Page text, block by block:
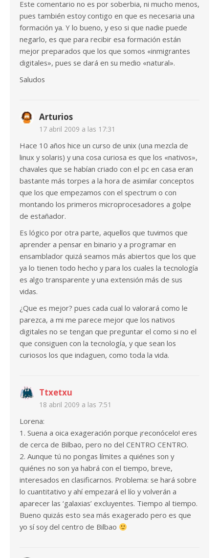
Este comentario no es por soberbia, ni mucho menos,
pues también estoy contigo en que es necesaria una
formación ya. Y lo bueno, y eso si que nadie puede
negarlo, es que para recibir esa formación están
mejor preparados que los que somos «inmigrantes
digitales», pues se dará en su medio «natural».
Saludos
Arturios
17 abril 2009 a las 17:31
Hace 10 años hice un curso de unix (una mezcla de
linux y solaris) y una cosa curiosa es que los «nativos»,
chavales que se habían criado con el pc en casa eran
bastante más torpes a la hora de asimilar conceptos
que los que empezamos con el spectrum o con
montando los primeros microprocesadores a golpe
de estañador.
Es lógico por otra parte, aquellos que tuvimos que
aprender a pensar en binario y a programar en
ensamblador quizá seamos más abiertos que los que
ya lo tienen todo hecho y para los cuales la tecnología
es algo transparente y una extensión más de sus
vidas.
¿Que es mejor? pues cada cual lo valorará como le
parezca, a mi me parece mejor que los nativos
digitales no se tengan que preguntar el como si no el
que consiguen con la tecnología, y que sean los
curiosos los que indaguen, como toda la vida.
Ttxetxu
18 abril 2009 a las 7:51
Lorena:
1. Suena a oica exageración porque ¡reconócelo! eres
de cerca de Bilbao, pero no del CENTRO CENTRO.
2. Aunque tú no pongas límites a quiénes son y
quiénes no son ya habrá con el tiempo, breve,
interesados en clasificarnos. Problema: se hará sobre
lo cuantitativo y ahí empezará el lío y volverán a
aparecer las ‘galaxias’ excluyentes. Tiempo al tiempo.
Bueno quizás esto sea más exagerado pero es que
yo sí soy del centro de Bilbao